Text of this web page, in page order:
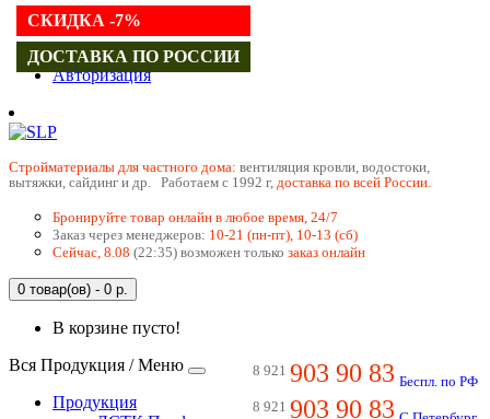
Регистрация
Авторизация
Cтройматериалы для частного дома: вентиляция кровли, водостоки,
вытяжки, сайдинг и др. Работаем с 1992 г, доставка по всей России.
Бронируйте товар онлайн в любое время, 24/7
Заказ через менеджеров: 10-21 (пн-пт), 10-13 (сб)
Сейчас, 8.08 (22:35) возможен только заказ онлайн
0 товар(ов) - 0 р.
В корзине пусто!
8 921 903 90 83 Беспл. по РФ
8 921 903 90 83
Вся Продукция / Меню
Продукция
СКИДКА -7%
ДОСТАВКА ПО РОССИИ